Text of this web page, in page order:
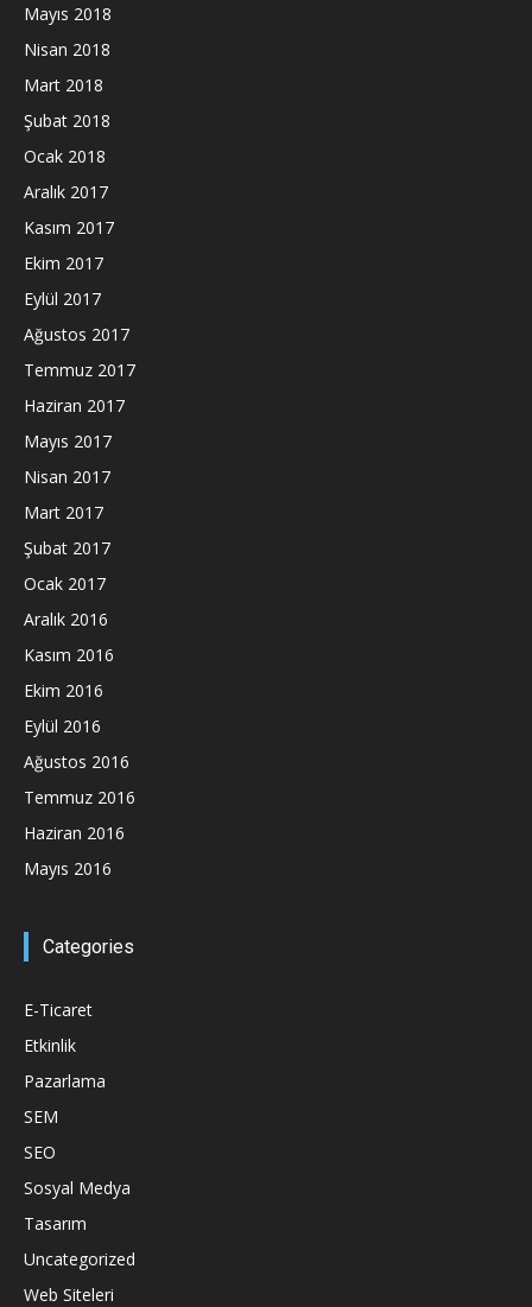
Mayıs 2018
Nisan 2018
Mart 2018
Şubat 2018
Ocak 2018
Aralık 2017
Kasım 2017
Ekim 2017
Eylül 2017
Ağustos 2017
Temmuz 2017
Haziran 2017
Mayıs 2017
Nisan 2017
Mart 2017
Şubat 2017
Ocak 2017
Aralık 2016
Kasım 2016
Ekim 2016
Eylül 2016
Ağustos 2016
Temmuz 2016
Haziran 2016
Mayıs 2016
Categories
E-Ticaret
Etkinlik
Pazarlama
SEM
SEO
Sosyal Medya
Tasarım
Uncategorized
Web Siteleri